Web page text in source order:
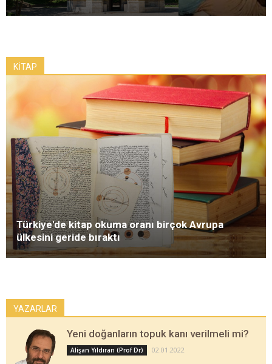
KİTAP
Türkiye'de kitap okuma oranı birçok Avrupa
ülkesini geride bıraktı
YAZARLAR
Yeni doğanların topuk kanı verilmeli mi?
Alişan Yıldıran (Prof Dr) 02.01.2022